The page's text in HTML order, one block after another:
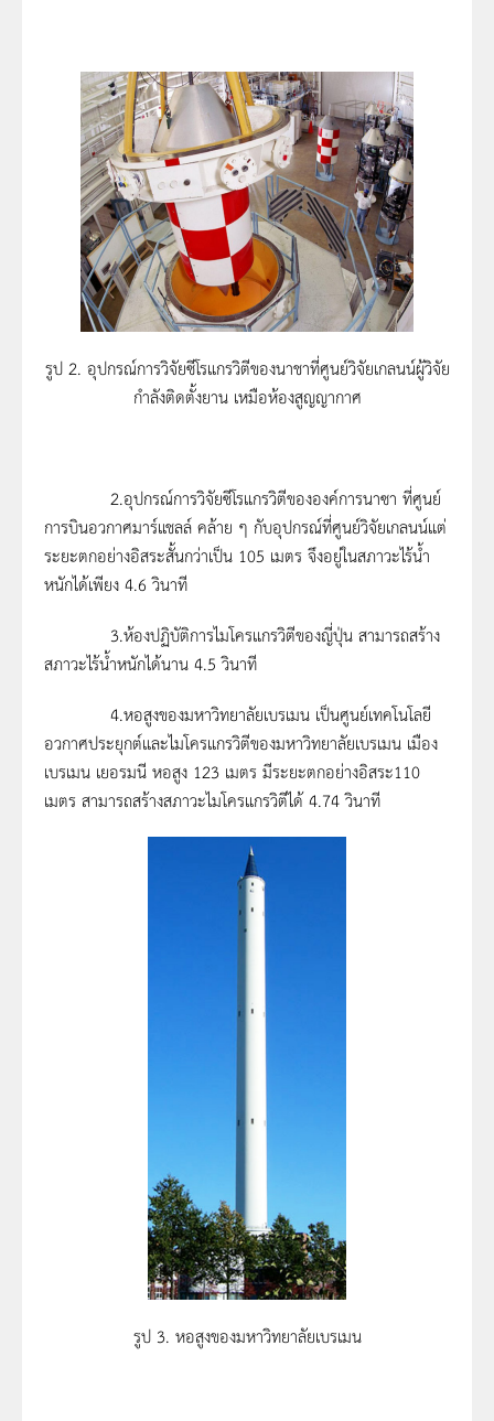
รูป 2. อุปกรณ์การวิจัยซีโรแกรวิตีของนาชาที่ศูนย์วิจัยเกลนน์ผู้วิจัย
กำลังติดตั้งยาน เหมือห้องสูญญากาศ
2.อุปกรณ์การวิจัยซีโรแกรวิตีขององค์การนาซา ที่ศูนย์
การบินอวกาศมาร์แชลล์ คล้าย ๆ กับอุปกรณ์ที่ศูนย์วิจัยเกลนน์แต่
ระยะตกอย่างอิสระสั้นกว่าเป็น 105 เมตร จึงอยู่ในสภาวะไร้น้ำ
หนักได้เพียง 4.6 วินาที
3.ห้องปฏิบัติการไมโครแกรวิตีของญี่ปุ่น สามารถสร้าง
สภาวะไร้น้ำหนักได้นาน 4.5 วินาที
4.หอสูงของมหาวิทยาลัยเบรเมน เป็นศูนย์เทคโนโลยี
อวกาศประยุกต์และไมโครแกรวิตีของมหาวิทยาลัยเบรเมน เมือง
เบรเมน เยอรมนี หอสูง 123 เมตร มีระยะตกอย่างอิสระ110
เมตร สามารถสร้างสภาวะไมโครแกรวิตีได้ 4.74 วินาที
รูป 3. หอสูงของมหาวิทยาลัยเบรเมน